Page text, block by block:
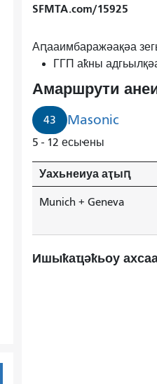
SFMTA.com/15925
Аԥааимбаражәақәа
ГГП аҟны
Амаршрути
43 Masonic
5 - 12 есыҽны
Уахьнеиуа аҭыԥ
Munich + Geneva
Ишыҟаҵәҟьоу